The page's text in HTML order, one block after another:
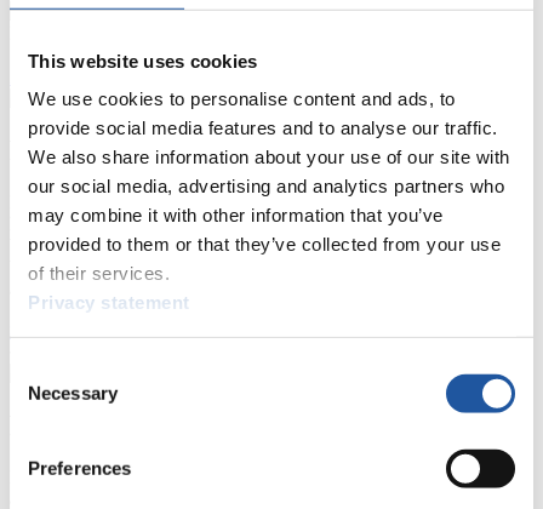
This website uses cookies
We use cookies to personalise content and ads, to
provide social media features and to analyse our traffic.
We also share information about your use of our site with
our social media, advertising and analytics partners who
may combine it with other information that you’ve
provided to them or that they’ve collected from your use
of their services.
Privacy statement
Selection
Necessary
Preferences
Für Presse- und Medienvertreter
Hier finden Sie Informationen für Presse- und Medienvertreter. Sie
haben Zugriff auf Athletenbiographien und Informationen zu
Wettkämpfen. Außerdem können Sie Ihre Medienakkreditierung
beantragen, die Grundregeln des Rennrodelsports einsehen und
Hier können Sie sich über allgemeine Neuigkeiten informieren, das